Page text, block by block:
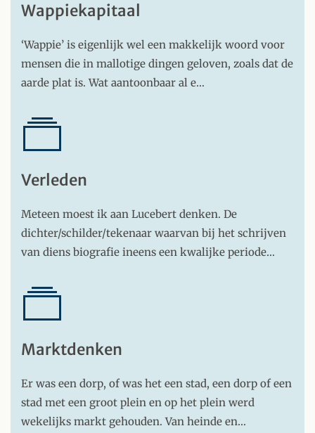
Wappiekapitaal
‘Wappie’ is eigenlijk wel een makkelijk woord voor
mensen die in mallotige dingen geloven, zoals dat de
aarde plat is. Wat aantoonbaar al e…
Verleden
Meteen moest ik aan Lucebert denken. De
dichter/schilder/tekenaar waarvan bij het schrijven
van diens biografie ineens een kwalijke periode…
Marktdenken
Er was een dorp, of was het een stad, een dorp of een
stad met een groot plein en op het plein werd
wekelijks markt gehouden. Van heinde en…